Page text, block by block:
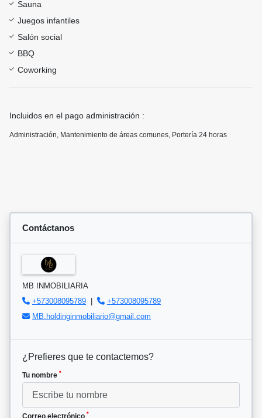
Sauna
Juegos infantiles
Salón social
BBQ
Coworking
Incluidos en el pago administración :
Administración, Mantenimiento de áreas comunes, Portería 24 horas
Contáctanos
MB INMOBILIARIA
+573008095789 |
+573008095789
MB.holdinginmobiliario@gmail.com
¿Prefieres que te contactemos?
Tu nombre *
Correo electrónico *